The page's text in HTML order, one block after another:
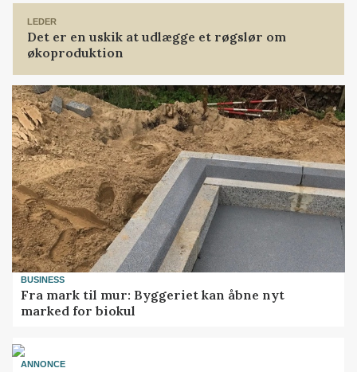
LEDER
Det er en uskik at udlægge et røgslør om
økoproduktion
BUSINESS
Fra mark til mur: Byggeriet kan åbne nyt
marked for biokul
ANNONCE